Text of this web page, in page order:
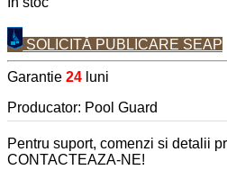
SOLICITĂ PUBLICARE SEAP
Garantie 24 luni
Producator: Pool Guard
Pentru suport, comenzi si detalii
CONTACTEAZA-NE!